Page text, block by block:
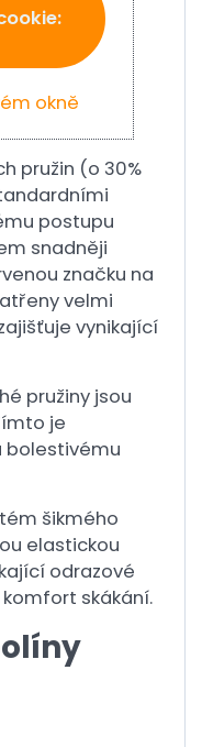
okně
pružin (o 30%
postupu
snadněji
značku na
velmi
vynikající
pružiny jsou
je
bolestivému
šikmého
elastickou
odrazové
skákání.